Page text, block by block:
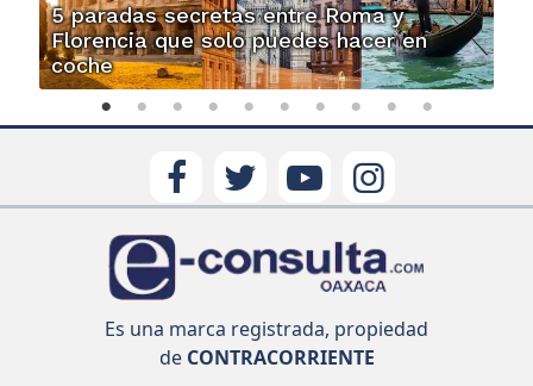
5 paradas secretas entre Roma y
Florencia que solo puedes hacer en
coche
Es una marca registrada, propiedad
deCONTRACORRIENTE